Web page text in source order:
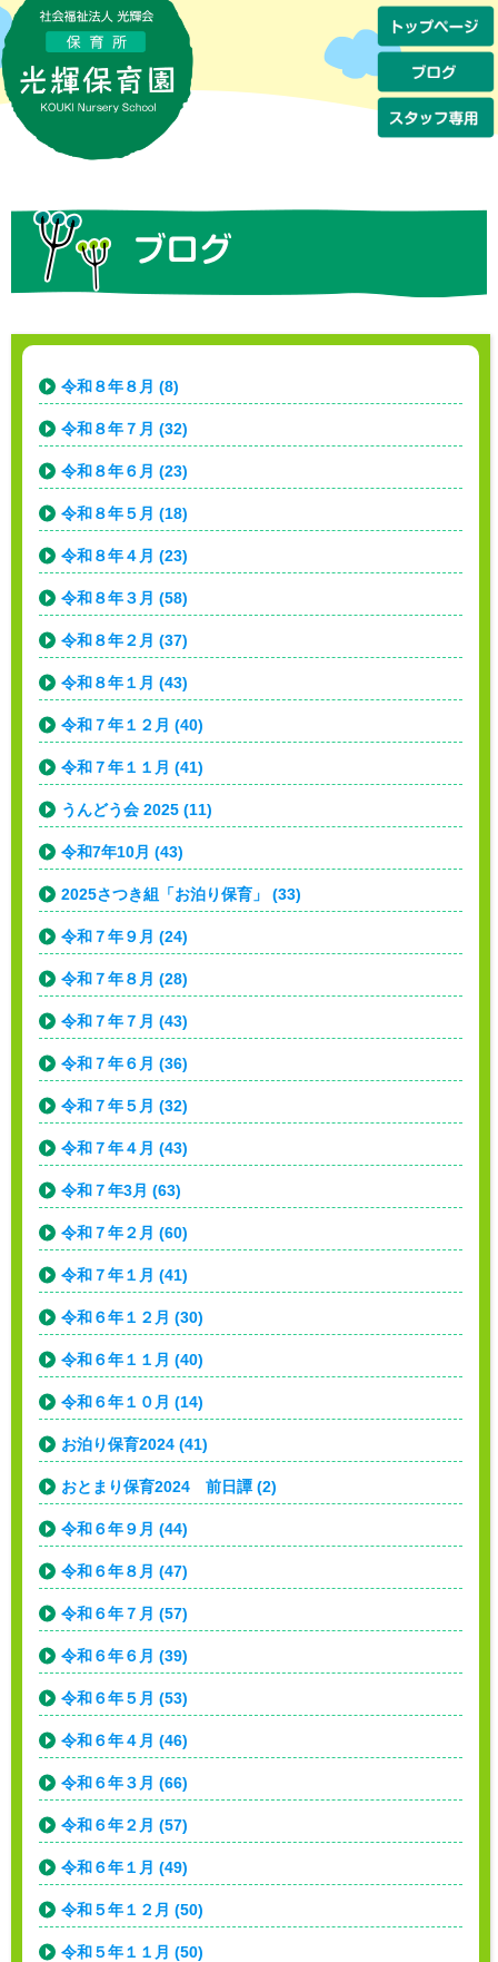
令和８年８月 (8)
令和８年７月 (32)
令和８年６月 (23)
令和８年５月 (18)
令和８年４月 (23)
令和８年３月 (58)
令和８年２月 (37)
令和８年１月 (43)
令和７年１２月 (40)
令和７年１１月 (41)
うんどう会 2025 (11)
令和7年10月 (43)
2025さつき組「お泊り保育」 (33)
令和７年９月 (24)
令和７年８月 (28)
令和７年７月 (43)
令和７年６月 (36)
令和７年５月 (32)
令和７年４月 (43)
令和７年3月 (63)
令和７年２月 (60)
令和７年１月 (41)
令和６年１２月 (30)
令和６年１１月 (40)
令和６年１０月 (14)
お泊り保育2024 (41)
おとまり保育2024 前日譚 (2)
令和６年９月 (44)
令和６年８月 (47)
令和６年７月 (57)
令和６年６月 (39)
令和６年５月 (53)
令和６年４月 (46)
令和６年３月 (66)
令和６年２月 (57)
令和６年１月 (49)
令和５年１２月 (50)
令和５年１１月 (50)